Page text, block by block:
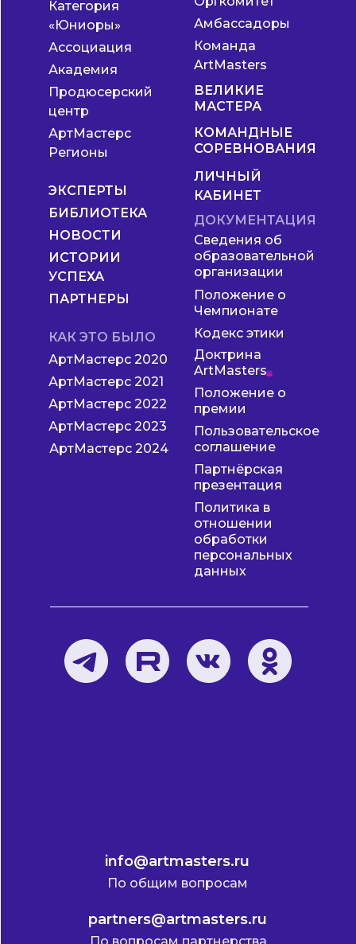
КОМАНДНЫЕ
СОРЕВНОВАНИЯ
ВЕЛИКИЕ
МАСТЕРА
Амбассадоры
ЭКСПЕРТЫ
БИБЛИОТЕКА
НОВОСТИ
ИСТОРИИ
УСПЕХА
ПАРТНЕРЫ
Команда
ArtMasters
ЛИЧНЫЙ
КАБИНЕТ
Ассоциация
Академия
Продюсерский
центр
АртМастерс
Регионы
КАК ЭТО БЫЛО
АртМастерс 2020
АртМастерс 2021
АртМастерс 2022
АртМастерс 2023
АртМастерс 2024
Категория
«Юниоры»
partners@artmasters.ru
info@artmasters.ru
По общим вопросам
ДОКУМЕНТАЦИЯ
Сведения об
образовательной
организации
Положение о
Чемпионате
Кодекс этики
Доктрина
ArtMasters
Положение о
премии
Пользовательское
соглашение
Партнёрская
презентация
Политика в
отношении
обработки
персональных
данных